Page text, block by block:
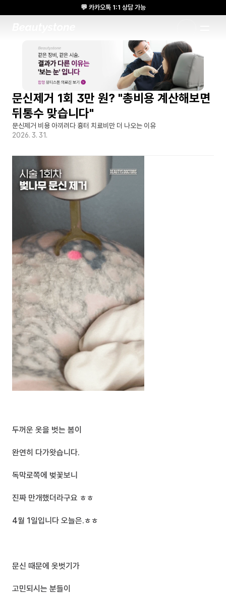
문신제거 1회 3만 원? "총비용 계산해보면
뒤통수 맞습니다"
문신제거 비용 아끼려다 흉터 치료비만 더 나오는 이유
2026. 3. 31.
두꺼운 옷을 벗는 봄이
완연히 다가왓습니다.
독막로쪽에 벚꽃보니
진짜 만개했더라구요 ㅎㅎ
4월 1일입니다 오늘은.ㅎㅎ
문신 때문에 옷벗기가
고민되시는 분들이
💬 카카오톡 1:1 상담 가능
🌸 뷰티스톤의원 메디톡스 방콕 Cadaver workshop 참석 🌸